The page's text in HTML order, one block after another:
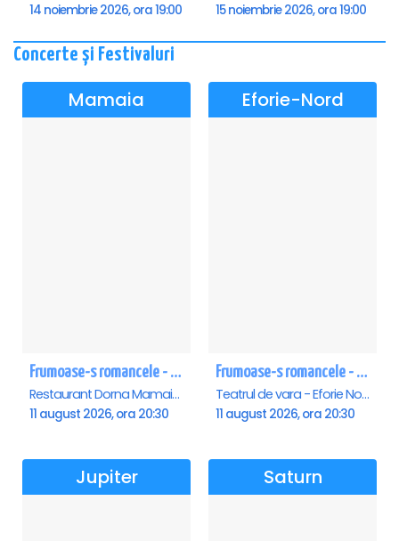
14 noiembrie 2026, ora 19:00 15 noiembrie 2026, ora 19:00
Concerte și Festivaluri
Mamaia
Frumoase-s romancele - Mamaia
Restaurant Dorna Mamaia, Mamaia
11 august 2026, ora 20:30
Eforie-Nord
Frumoase-s romancele - Eforie Nord
Teatrul de vara - Eforie Nord, Eforie-Nord
11 august 2026, ora 20:30
Jupiter Saturn